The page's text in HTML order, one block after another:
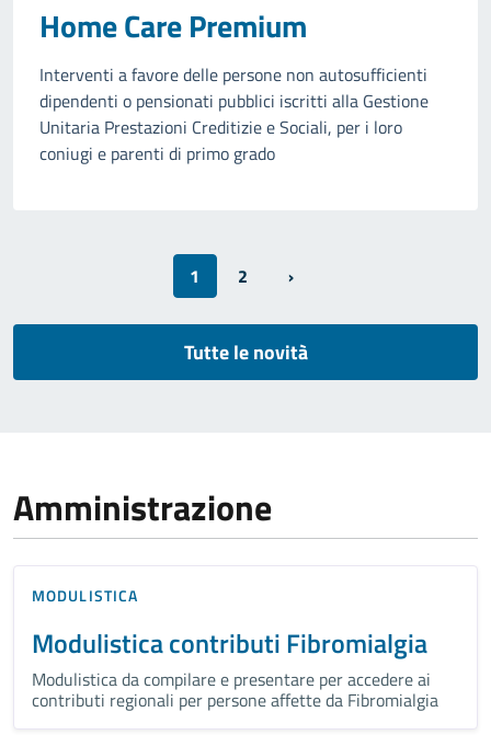
Home Care Premium
Interventi a favore delle persone non autosufficienti
dipendenti o pensionati pubblici iscritti alla Gestione
Unitaria Prestazioni Creditizie e Sociali, per i loro
coniugi e parenti di primo grado
1 2 ›
Tutte le novità
Amministrazione
MODULISTICA
Modulistica contributi Fibromialgia
Modulistica da compilare e presentare per accedere ai
contributi regionali per persone affette da Fibromialgia